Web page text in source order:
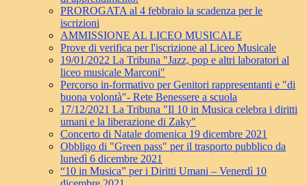
PROROGATA al 4 febbraio la scadenza per le
iscrizioni
AMMISSIONE AL LICEO MUSICALE
Prove di verifica per l'iscrizione al Liceo Musicale
19/01/2022 La Tribuna "Jazz, pop e altri laboratori al
liceo musicale Marconi"
Percorso in-formativo per Genitori rappresentanti e "di
buona volontà"- Rete Benessere a scuola
17/12/2021 La Tribuna "Il 10 in Musica celebra i diritti
umani e la liberazione di Zaky"
Concerto di Natale domenica 19 dicembre 2021
Obbligo di "Green pass" per il trasporto pubblico da
lunedì 6 dicembre 2021
“10 in Musica” per i Diritti Umani – Venerdì 10